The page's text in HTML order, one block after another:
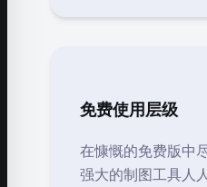
免费使用层级
在慷慨的免费版中
强大的制图工具人